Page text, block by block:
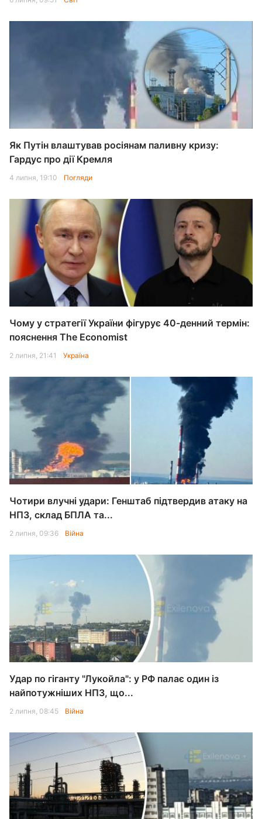
Як Путін влаштував росіянам паливну кризу:
Гардус про дії Кремля
4 липня, 19:10 Погляди
Чому у стратегії України фігурує 40-денний термін:
пояснення The Economist
2 липня, 21:41 Україна
Чотири влучні удари: Генштаб підтвердив атаку на
НПЗ, склад БПЛА та...
2 липня, 09:36 Війна
Удар по гіганту "Лукойла": у РФ палає один із
найпотужніших НПЗ, що...
2 липня, 08:45 Війна